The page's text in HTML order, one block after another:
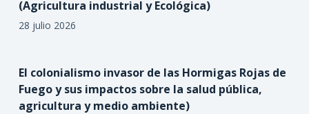
(Agricultura industrial y Ecológica)
28 julio 2026
El colonialismo invasor de las Hormigas Rojas de
Fuego y sus impactos sobre la salud pública,
agricultura y medio ambiente)